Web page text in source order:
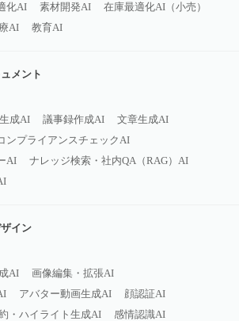
化AI 素材開発AI
在庫最適化AI（小売）
AI 教育AI
メント
成AI 議事録作成AI
文章生成AI
ンプライアンスチェックAI
AI
ナレッジ検索・社内QA（RAG）AI
イン
AI
画像編集・拡張AI
アバター動画生成AI
顔認証AI
・ハイライト生成AI
感情認識AI